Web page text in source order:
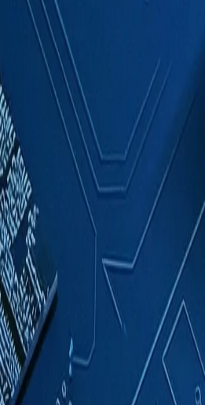
成功案例
關於我們
聯絡我們
繁體中文
索取報價
首頁